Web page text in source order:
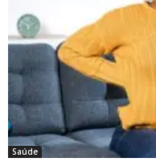
Saúde